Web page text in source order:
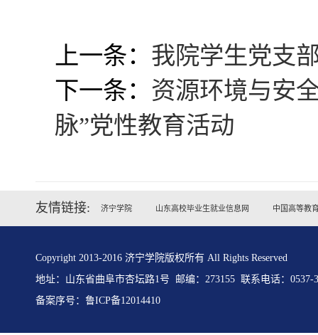
上一条： 我院学生党支
下一条： 资源环境与安
脉”党性教育活动
友情链接: 济宁学院 山东高校毕业生就业信息网 中国高等教
Copyright 2013-2016 济宁学院版权所有 All Rights Reserved
地址：山东省曲阜市杏坛路1号 邮编：273155 联系电话：0537-
备案序号： 鲁ICP备12014410